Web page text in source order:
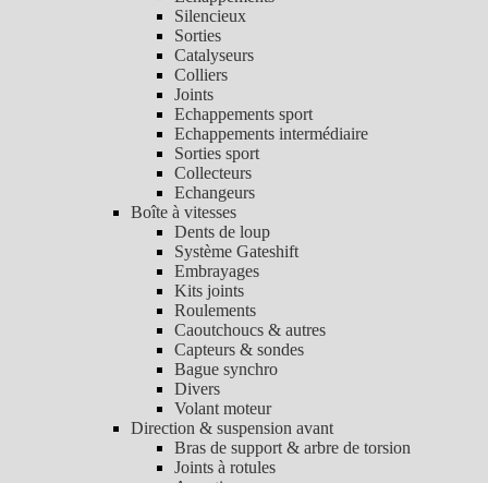
Silencieux
Sorties
Catalyseurs
Colliers
Joints
Echappements sport
Echappements intermédiaire
Sorties sport
Collecteurs
Echangeurs
Boîte à vitesses
Dents de loup
Système Gateshift
Embrayages
Kits joints
Roulements
Caoutchoucs & autres
Capteurs & sondes
Bague synchro
Divers
Volant moteur
Direction & suspension avant
Bras de support & arbre de torsion
Joints à rotules